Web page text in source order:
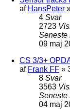
af HansPeter
4 Svar
2723
09 maj
CS 3/3+
af Frank FF »
8 Svar
3563
04 maj